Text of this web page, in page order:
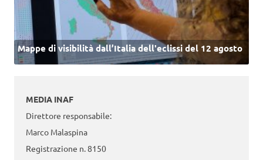
Mappe di visibilità dall’Italia dell'eclissi del 12 agosto
MEDIA INAF
Direttore responsabile:
Marco Malaspina
Registrazione n. 8150